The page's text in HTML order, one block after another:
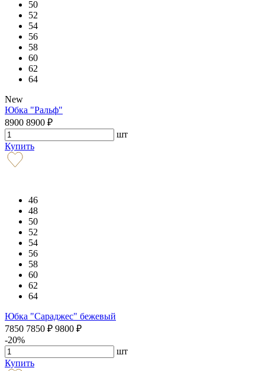
50
52
54
56
58
60
62
64
New
Юбка "Ральф"
8900 8900 ₽
шт
Купить
46
48
50
52
54
56
58
60
62
64
Юбка "Сараджес" бежевый
7850 7850 ₽ 9800 ₽
-20%
шт
Купить